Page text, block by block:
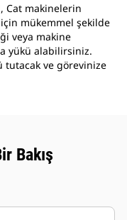
Cat makinelerin
için mükemmel şekilde
veya makine
yükü alabilirsiniz.
tutacak ve görevinize
Bakış